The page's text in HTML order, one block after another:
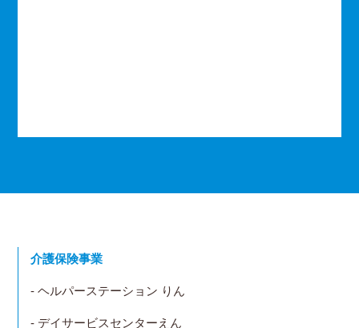
介護保険事業
- ヘルパーステーション りん
- デイサービスセンターえん